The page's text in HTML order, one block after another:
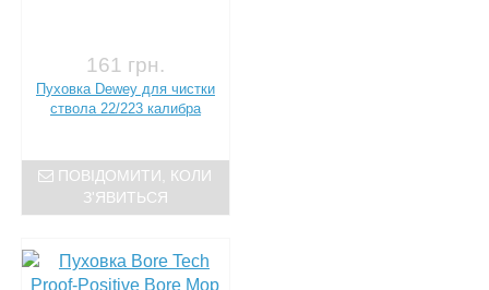
161 грн.
Пуховка Dewey для чистки
ствола 22/223 калибра
ПОВІДОМИТИ, КОЛИ
З'ЯВИТЬСЯ